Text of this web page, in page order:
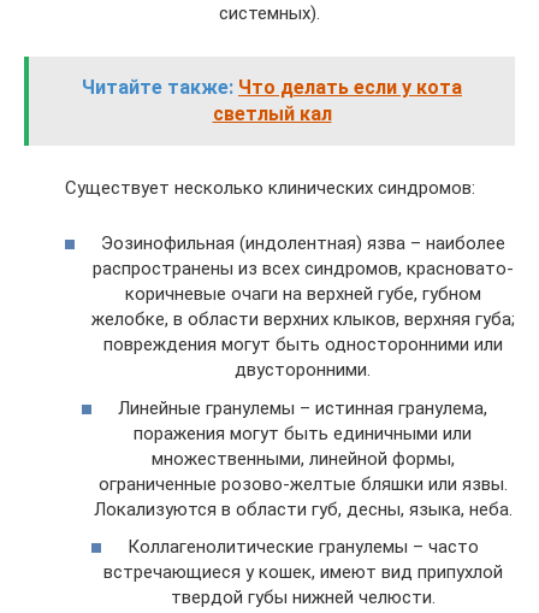
системных).
Читайте также: Что делать если у кота
светлый кал
Существует несколько клинических синдромов:
Эозинофильная (индолентная) язва – наиболее
распространены из всех синдромов, красновато-
коричневые очаги на верхней губе, губном
желобке, в области верхних клыков, верхняя губа;
повреждения могут быть односторонними или
двусторонними.
Линейные гранулемы – истинная гранулема,
поражения могут быть единичными или
множественными, линейной формы,
ограниченные розово-желтые бляшки или язвы.
Локализуются в области губ, десны, языка, неба.
Коллагенолитические гранулемы – часто
встречающиеся у кошек, имеют вид припухлой
твердой губы нижней челюсти.